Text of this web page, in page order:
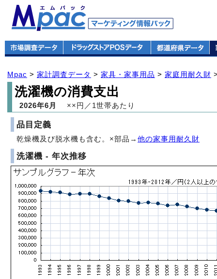
Mpac > 家計調査データ > 家具・家事用品 > 家庭用耐久財
洗濯機の消費支出
2026年6月 ××円／1世帯あたり
品目定義
乾燥機及び脱水機も含む。×部品→ 他の家事用耐久財
洗濯機 - 年次推移